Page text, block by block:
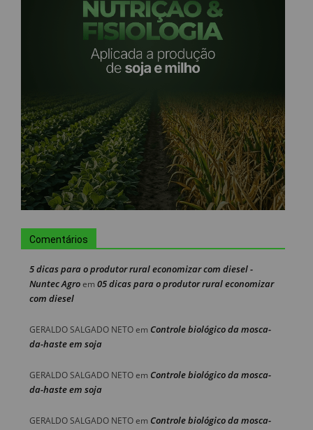
Comentários
5 dicas para o produtor rural economizar com diesel -
Nuntec Agroem 05 dicas para o produtor rural economizar
com diesel
GERALDO SALGADO NETOem Controle biológico da mosca-
da-haste em soja
GERALDO SALGADO NETOem Controle biológico da mosca-
da-haste em soja
GERALDO SALGADO NETOem Controle biológico da mosca-